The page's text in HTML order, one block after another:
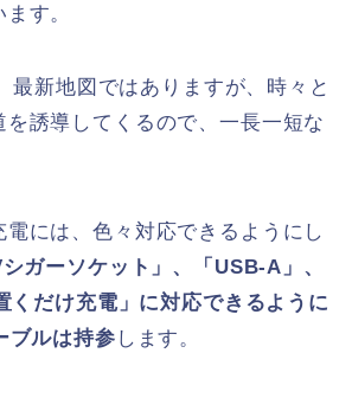
す。
最新地図ではありますが、時々と
を誘導してくるので、一長一短な
には、色々対応できるようにし
シガーソケット」、「USB-A」、
くだけ充電」に対応できるように
ブルは持参 します。